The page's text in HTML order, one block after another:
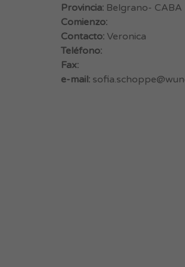
Provincia: Belgrano- CABA
Comienzo:
Contacto: Veronica
Teléfono:
Fax:
e-mail: